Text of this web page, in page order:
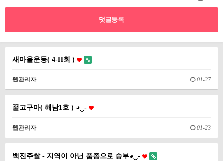
새마을운동( 4-H회 )
웹관리자 01-27
꿀고구마( 해남1호 ) ◕‿-
웹관리자 01-23
백진주쌀 - 지역이 아닌 품종으로 승부◕‿-